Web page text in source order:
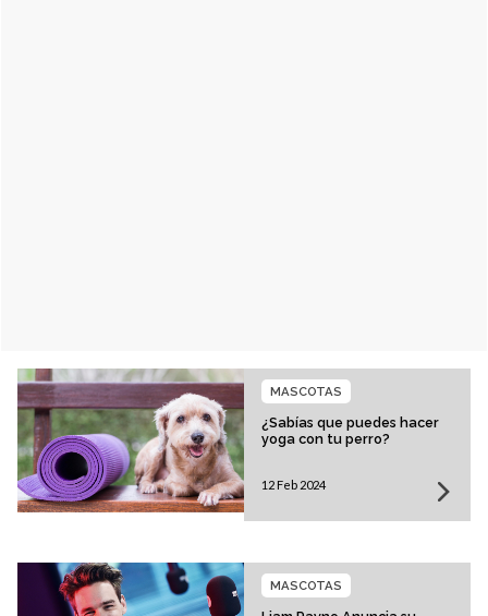
¿Sabías que puedes hacer
yoga con tu perro?
MASCOTAS
12 Feb 2024
MASCOTAS